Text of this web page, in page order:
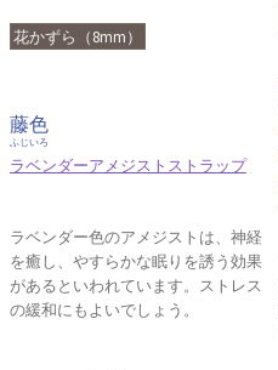
花かずら（8mm）
藤色
ふじいろ
ラベンダーアメジストストラップ
ラベンダー色のアメジストは、神経
を癒し、やすらかな眠りを誘う効果
があるといわれています。ストレス
の緩和にもよいでしょう。